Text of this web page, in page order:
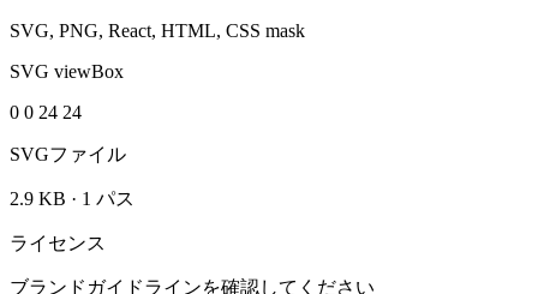
SVG, PNG, React, HTML, CSS mask
SVG viewBox
0 0 24 24
SVGファイル
2.9 KB · 1 パス
ライセンス
ブランドガイドラインを確認してください